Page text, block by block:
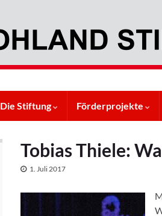
Die Stiftung Förderprojekte
Tobias Thiele:
1. Juli 2017